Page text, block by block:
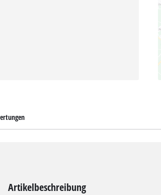
Artikelbeschreibung